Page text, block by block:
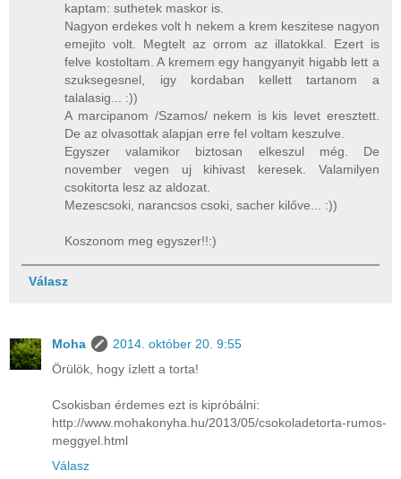
kaptam: suthetek maskor is.
Nagyon erdekes volt h nekem a krem keszitese nagyon
emejito volt. Megtelt az orrom az illatokkal. Ezert is
felve kostoltam. A kremem egy hangyanyit higabb lett a
szuksegesnel, igy kordaban kellett tartanom a
talalasig... :))
A marcipanom /Szamos/ nekem is kis levet eresztett.
De az olvasottak alapjan erre fel voltam keszulve.
Egyszer valamikor biztosan elkeszul még. De
november vegen uj kihivast keresek. Valamilyen
csokitorta lesz az aldozat.
Mezescsoki, narancsos csoki, sacher kilőve... :))
Koszonom meg egyszer!!:)
Válasz
Moha
2014. október 20. 9:55
Örülök, hogy ízlett a torta!
Csokisban érdemes ezt is kipróbálni:
http://www.mohakonyha.hu/2013/05/csokoladetorta-rumos-
meggyel.html
Válasz